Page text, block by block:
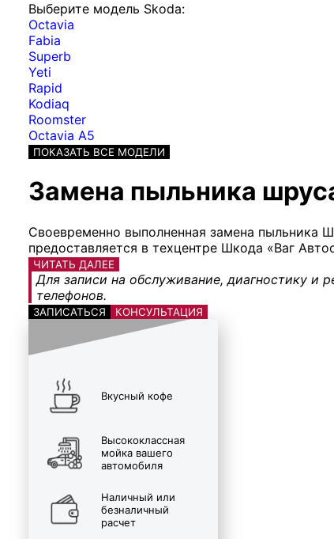
Выберите модель Skoda:
Octavia
Fabia
Superb
Yeti
Rapid
Kodiaq
Roomster
Octavia A5
ПОКАЗАТЬ ВСЕ МОДЕЛИ
Замена пыльника
Своевременно выполненная замена пыльника
предоставляется в техцентре Шкода «Ваг
ЧИТАТЬ ДАЛЕЕ
Для записи на обслуживание, диагностику и
телефонов.
ЗАПИСАТЬСЯ КОНСУЛЬТАЦИЯ
Вкусный кофе
Высококлассная
мойка вашего
автомобиля
Наличный или
безналичный
расчет